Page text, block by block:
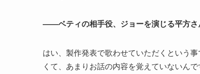
――ベティの相手役、ジョーを演じる平方さ
はい、製作発表で歌わせていただくという
くて、あまりお話の内容を覚えていないんで